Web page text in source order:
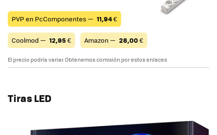
PVP en PcComponentes — 11,94€
Coolmod — 12,95€ Amazon — 28,00€
El precio podría variar. Obtenemos comisión por estos enlaces
Tiras LED